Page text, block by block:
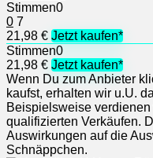
Stimmen0
0 7
21,98 € Jetzt kaufen*
Stimmen0
21,98 € Jetzt kaufen*
Wenn Du zum Anbieter
kaufst, erhalten wir u.U.
Beispielsweise
qualifizierten Verkäufen.
Auswirkungen auf die
Schnäppchen.